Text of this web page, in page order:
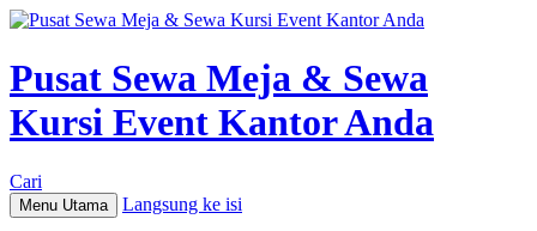
Pusat Sewa Meja & Sewa
Kursi Event Kantor Anda
Cari
Menu Utama Langsung ke isi